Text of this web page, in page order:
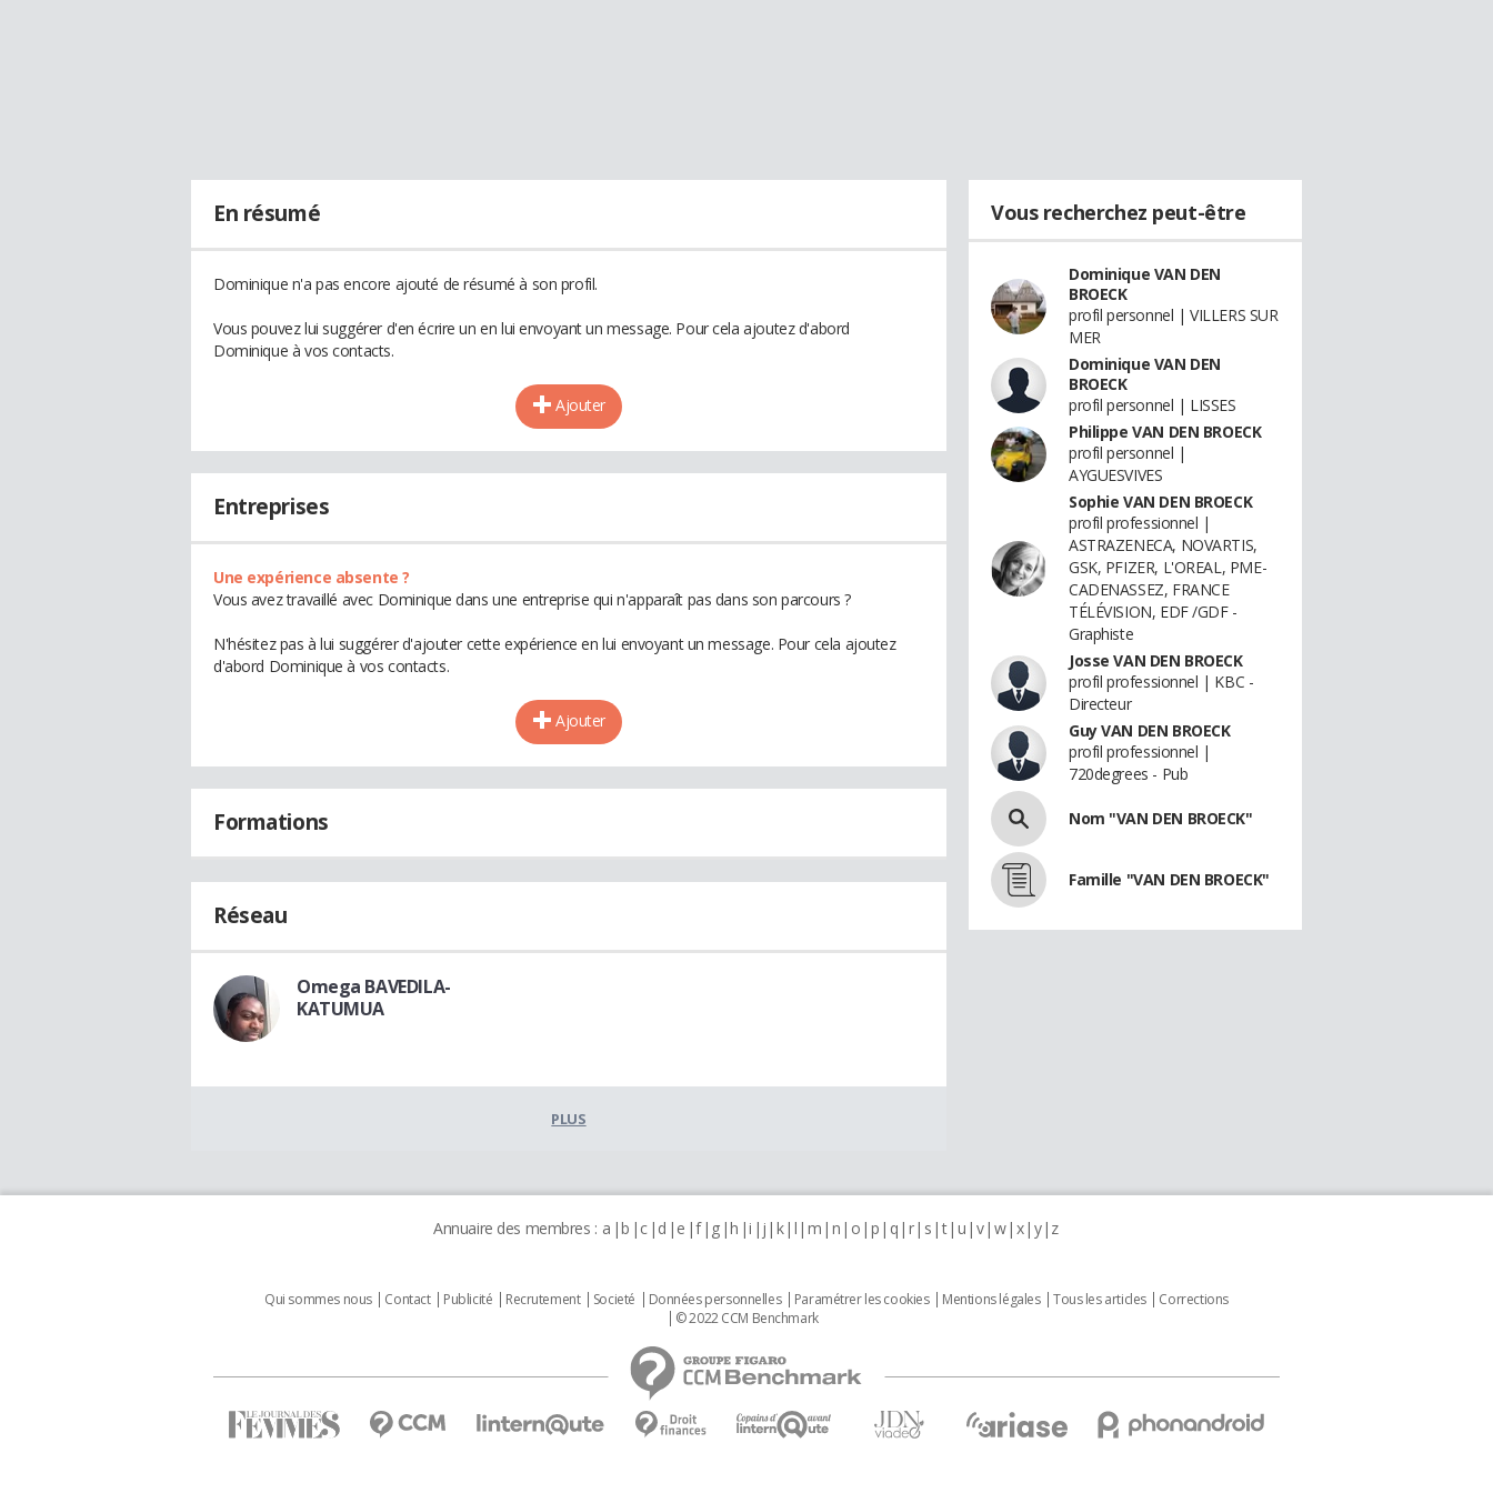
En résumé
Dominique n'a pas encore ajouté de résumé à son profil.
Vous pouvez lui suggérer d'en écrire un en lui envoyant un message. Pour cela ajoutez d'abord
Dominique à vos contacts.
Ajouter
Entreprises
Une expérience absente ?
Vous avez travaillé avec Dominique dans une entreprise qui n'apparaît pas dans son parcours ?
N'hésitez pas à lui suggérer d'ajouter cette expérience en lui envoyant un message. Pour cela ajoutez
d'abord Dominique à vos contacts.
Ajouter
Formations
Réseau
Omega BAVEDILA-
KATUMUA
PLUS
Vous recherchez peut-être
Dominique VAN DEN
BROECK
profil personnel | VILLERS SUR
MER
Dominique VAN DEN
BROECK
profil personnel | LISSES
Philippe VAN DEN BROECK
profil personnel |
AYGUESVIVES
Sophie VAN DEN BROECK
profil professionnel |
ASTRAZENECA, NOVARTIS,
GSK, PFIZER, L'OREAL, PME-
CADENASSEZ, FRANCE
TÉLÉVISION, EDF /GDF -
Graphiste
Josse VAN DEN BROECK
profil professionnel | KBC -
Directeur
Guy VAN DEN BROECK
profil professionnel |
720degrees - Pub
Nom "VAN DEN BROECK"
Famille "VAN DEN BROECK"
Annuaire des membres : a b c d e f g h i j k l m n o p q r s t u v w x y z
Qui sommes nous Contact Publicité Recrutement Societé Données personnelles Paramétrer les cookies Mentions légales Tous les articles
Corrections
© 2022 CCM Benchmark